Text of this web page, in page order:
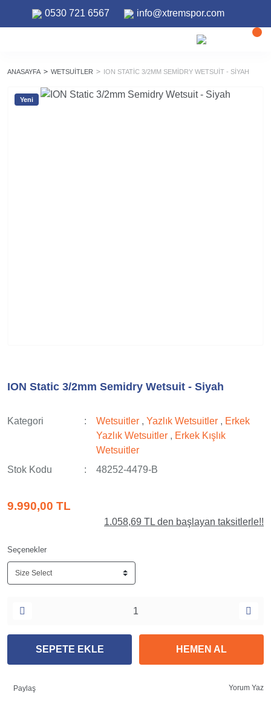
0530 721 6567 info@xtremspor.com
ANASAYFA WETSUITLER ION STATIC 3/2MM SEMIDRY WETSUIT - SIYAH
Yeni
ION Static 3/2mm Semidry Wetsuit - Siyah
Kategori Wetsuitler ,Yazlık Wetsuitler , Erkek
Yazlık Wetsuitler , Erkek Kışlık
Wetsuitler
Stok Kodu
48252-4479-B
9.990,00 TL
1.058,69 TL den başlayan taksitlerle!!
Seçenekler
SEPETE EKLE HEMEN AL
Paylaş Yorum Yaz